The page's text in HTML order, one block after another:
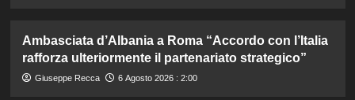
Ambasciata d’Albania a Roma “Accordo con l’Italia
rafforza ulteriormente il partenariato strategico”
Giuseppe Recca 6 Agosto 2026 : 2:00